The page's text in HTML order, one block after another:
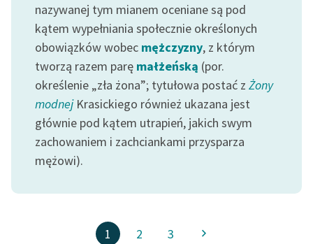
nazywanej tym mianem oceniane są pod
kątem wypełniania społecznie określonych
obowiązków wobec mężczyzny, z którym
tworzą razem parę małżeńską (por.
określenie „zła żona”; tytułowa postać z Żony
modnejKrasickiego również ukazana jest
głównie pod kątem utrapień, jakich swym
zachowaniem i zachciankami przysparza
mężowi).
1 2 3